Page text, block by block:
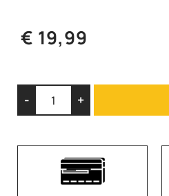
€ 19,99